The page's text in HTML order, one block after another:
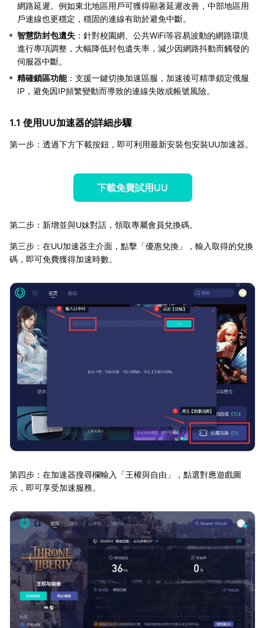
網路延遲。例如東北地區用戶可獲得顯著延遲改善，中部地區用
戶連線也更穩定，穩固的連線有助於避免中斷。
智慧防封包遺失 ：針對校園網、公共WiFi等容易波動的網路環境
進行專項調整，大幅降低封包遺失率，減少因網路抖動而觸發的
伺服器中斷。
精確鎖區功能：支援一鍵切換加速區服，加速後可精準鎖定俄服
IP，避免因IP頻繁變動而導致的連線失敗或帳號風險。
1.1 使用UU加速器的詳細步驟
第一步：透過下方下載按鈕，即可利用最新安裝包安裝UU加速器。
下載免費試用UU
第二步：新增並與U妹對話，領取專屬會員兌換碼。
第三步：在UU加速器主介面，點擊「優惠兌換」，輸入取得的兌換
碼，即可免費獲得加速時數。
第四步：在加速器搜尋欄輸入「王權與自由」，點選對應遊戲圖
示，即可享受加速服務。